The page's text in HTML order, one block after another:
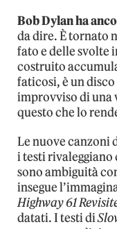
Bob Dylan ha
da dire. È tornato
fato e delle svolte
costruito
faticosi, è un
improvviso di una
questo che lo
Le nuove canzoni
i testi rivaleggiano
sono ambiguità
insegue
Highway 61
datati. I testi di